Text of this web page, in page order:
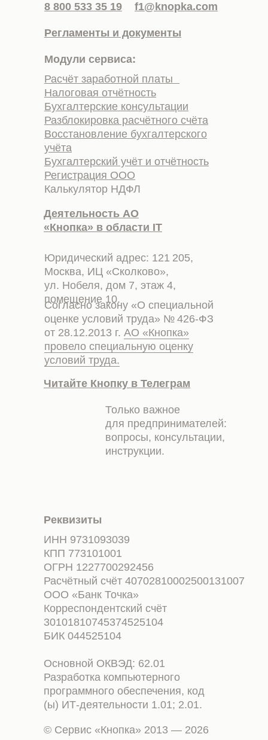
8 800 533 35 19 f1@knopka.com
Регламенты и документы
Модули сервиса:
Расчёт заработной платы
Налоговая отчётность
Бухгалтерские консультации
Разблокировка расчётного счёта
Восстановление бухгалтерского
учёта
Бухгалтерский учёт и отчётность
Регистрация ООО
Калькулятор НДФЛ
Деятельность АО
«Кнопка» в области IT
Юридический адрес: 121 205,
Москва, ИЦ «Сколково»,
ул. Нобеля, дом 7, этаж 4,
помещение 10.
Согласно закону «О специальной
оценке условий труда» № 426-ФЗ
от 28.12.2013 г. АО «Кнопка»
провело специальную оценку
условий труда.
Читайте Кнопку в Телеграм
Только важное
для предпринимателей:
вопросы, консультации,
инструкции.
Реквизиты
Основной ОКВЭД: 62.01
Разработка компьютерного
программного обеспечения, код
(ы) ИТ-деятельности 1.01; 2.01.
ИНН 9731093039
КПП 773101001
ОГРН 1227700292456
Расчётный счёт 40702810002500131007
ООО «Банк Точка»
Корреспондентский счёт
30101810745374525104
БИК 044525104
© Сервис «Кнопка» 2013 — 2026